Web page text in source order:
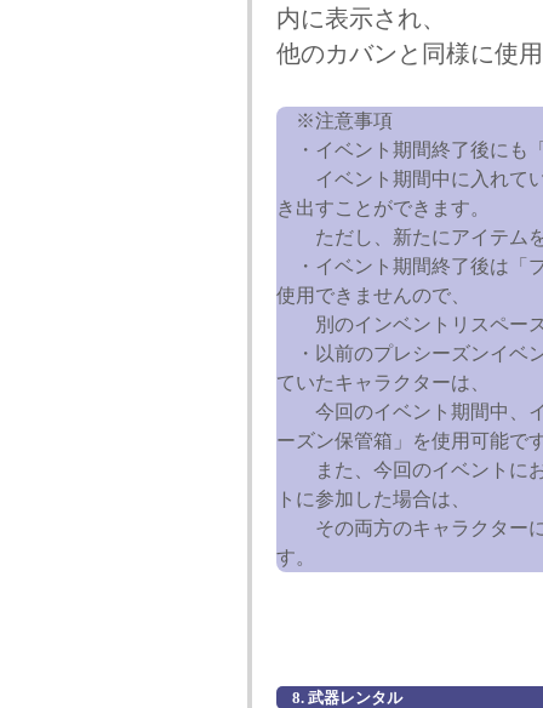
内に表示され、
他のカバンと同様に使
※注意事項
・イベント期間終了後にも
イベント期間中に入れてい
き出すことができます。
ただし、新たにアイテム
・イベント期間終了後は「
使用できませんので、
別のインベントリスペース
・以前のプレシーズンイベ
ていたキャラクターは、
今回のイベント期間中、イ
ーズン保管箱」を使用可能で
また、今回のイベントにお
トに参加した場合は、
その両方のキャラクターに
す。
8. 武器レンタル